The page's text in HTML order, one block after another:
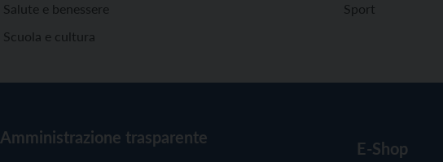
Salute e benessere
Scuola e cultura
Sport
Amministrazione trasparente
E-Shop